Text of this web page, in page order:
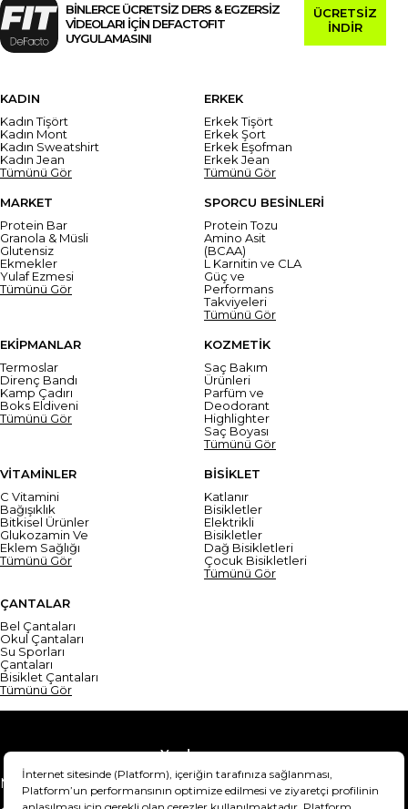
BİNLERCE ÜCRETSİZ DERS & EGZERSİZ
VİDEOLARI İÇİN DEFACTOFIT
UYGULAMASINI
ÜCRETSİZ
İNDİR
KADIN
Kadın Tişört
Kadın Mont
Kadın Sweatshirt
Kadın Jean
Tümünü Gör
ERKEK
Erkek Tişört
Erkek Şort
Erkek Eşofman
Erkek Jean
Tümünü Gör
MARKET
Protein Bar
Granola & Müsli
Glutensiz
Ekmekler
Yulaf Ezmesi
Tümünü Gör
SPORCU BESİNLERİ
Protein Tozu
Amino Asit
(BCAA)
L Karnitin ve CLA
Güç ve
Performans
Takviyeleri
Tümünü Gör
EKİPMANLAR
Termoslar
Direnç Bandı
Kamp Çadırı
Boks Eldiveni
Tümünü Gör
KOZMETİK
Saç Bakım
Ürünleri
Parfüm ve
Deodorant
Highlighter
Saç Boyası
Tümünü Gör
VİTAMİNLER
C Vitamini
Bağışıklık
Bitkisel Ürünler
Glukozamin Ve
Eklem Sağlığı
Tümünü Gör
BİSİKLET
Katlanır
Bisikletler
Elektrikli
Bisikletler
Dağ Bisikletleri
Çocuk Bisikletleri
Tümünü Gör
ÇANTALAR
Bel Çantaları
Okul Çantaları
Su Sporları
Çantaları
Bisiklet Çantaları
Tümünü Gör
Yardım
Mesafeli Satış Sözleşmesi
Teslimat Bilgisi